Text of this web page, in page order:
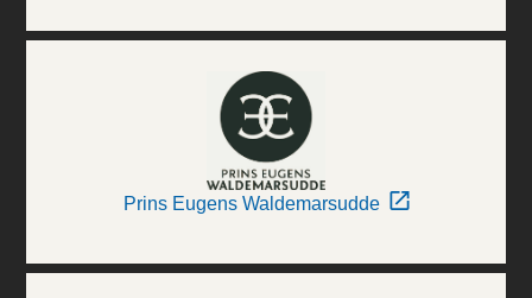
Prins Eugens Waldemarsudde